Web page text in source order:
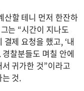
산할 테니 먼저 한잔하
는 “시간이 지나도
제 요청을 했고, ‘내
찰분들도 며칠 안에
귀가한 것”이라고
것.